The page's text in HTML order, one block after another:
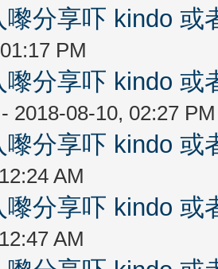
嚟分享吓 kindo 或
PM
嚟分享吓 kindo 或
- 2018-08-10, 02:27 PM
嚟分享吓 kindo 或
AM
嚟分享吓 kindo 或
AM